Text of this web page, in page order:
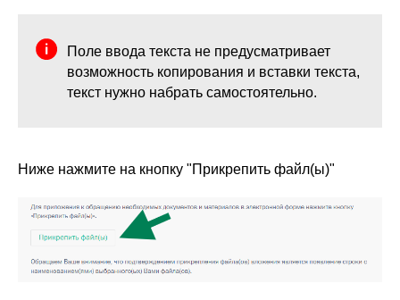
Поле ввода текста не предусматривает
возможность копирования и вставки текста,
текст нужно набрать самостоятельно.
Ниже нажмите на кнопку "Прикрепить файл(ы)"